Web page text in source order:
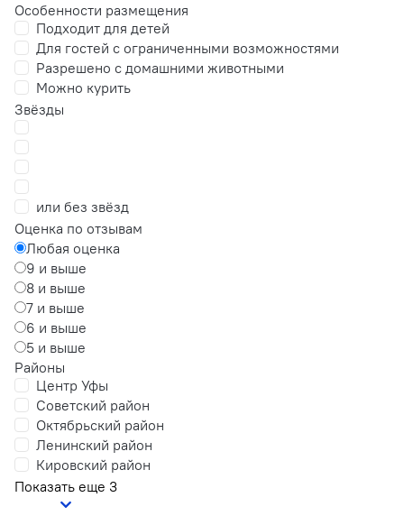
Особенности размещения
Подходит для детей
Для гостей с ограниченными возможностями
Разрешено с домашними животными
Можно курить
Звёзды
или без звёзд
Оценка по отзывам
Любая оценка
9 и выше
8 и выше
7 и выше
6 и выше
5 и выше
Районы
Центр Уфы
Советский район
Октябрьский район
Ленинский район
Кировский район
Показать еще 3